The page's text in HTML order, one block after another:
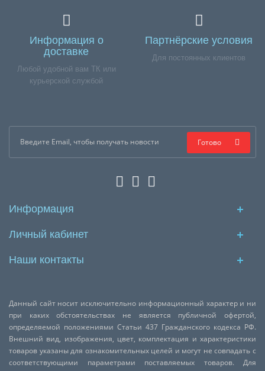
Информация о
доставке
Любой удобной вам ТК или
курьерской службой
Партнёрские условия
Для постоянных клиентов
Готово
Информация
Личный кабинет
Наши контакты
Данный сайт носит исключительно информационный характер и ни
при каких обстоятельствах не является публичной офертой,
определяемой положениями Статьи 437 Гражданского кодекса РФ.
Внешний вид, изображения, цвет, комплектация и характеристики
товаров указаны для ознакомительных целей и могут не совпадать с
соответствующими параметрами поставляемых товаров. Для